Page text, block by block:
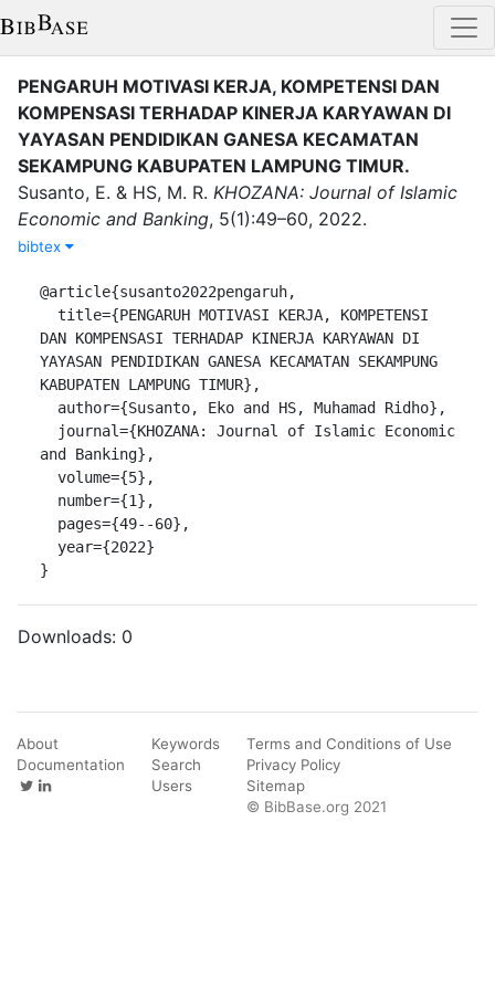
PENGARUH MOTIVASI KERJA, KOMPETENSI DAN
KOMPENSASI TERHADAP KINERJA KARYAWAN DI
YAYASAN PENDIDIKAN GANESA KECAMATAN
SEKAMPUNG KABUPATEN LAMPUNG TIMUR.
Susanto, E. & HS, M. R. KHOZANA: Journal of Islamic
Economic and Banking, 5(1):49–60, 2022.
bibtex
@article{susanto2022pengaruh,
DAN KOMPENSASI TERHADAP KINERJA KARYAWAN DI
YAYASAN PENDIDIKAN GANESA KECAMATAN SEKAMPUNG
KABUPATEN LAMPUNG TIMUR},
and Banking},
}
Downloads: 0
About
Documentation
Keywords
Search
Users
Terms and Conditions of Use
Privacy Policy
Sitemap
© BibBase.org 2021